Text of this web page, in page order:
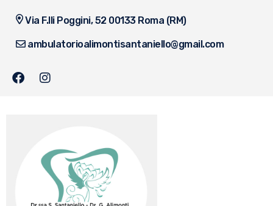
Via F.lli Poggini, 52 00133 Roma (RM)
ambulatorioalimontisantaniello@gmail.com